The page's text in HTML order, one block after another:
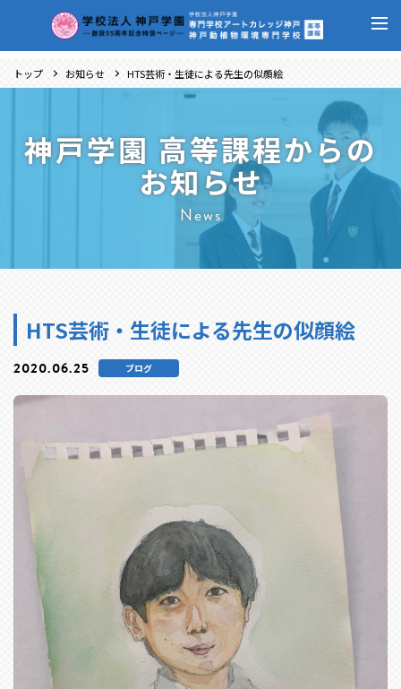
トップ お知らせ HTS芸術・生徒による先生の似顔絵
神戸学園 高等課程からの
お知らせ
News
HTS芸術・生徒による先生の似顔絵
2020.06.25 ブログ